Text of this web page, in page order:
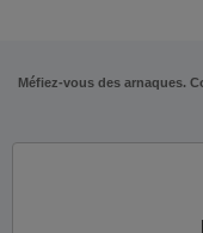
Méfiez-vous des arnaques.